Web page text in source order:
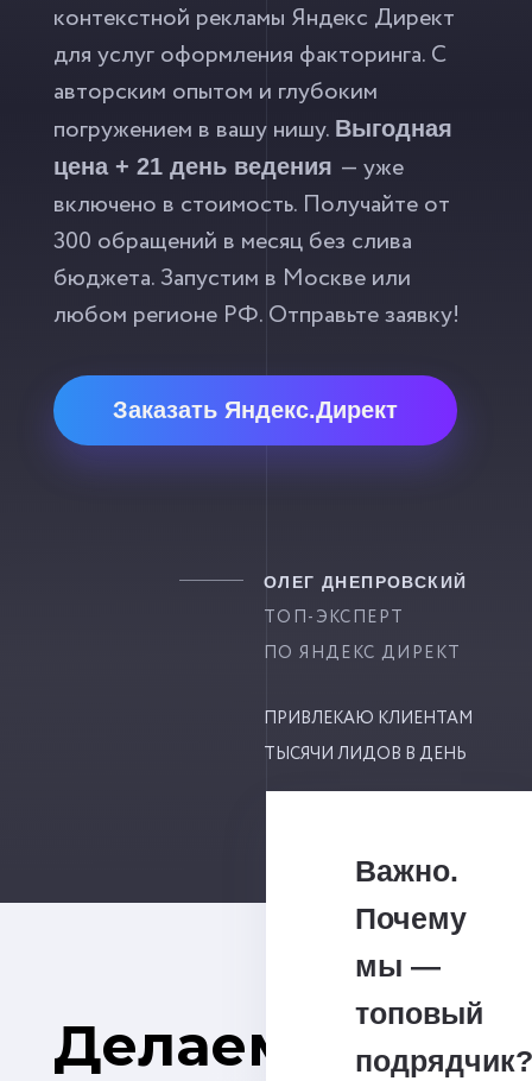
контекстной рекламы Яндекс Директ
для услуг оформления факторинга. С
авторским опытом и глубоким
погружением в вашу нишу. Выгодная
цена + 21 день ведения — уже
включено в стоимость. Получайте от
300 обращений в месяц без слива
бюджета. Запустим в Москве или
любом регионе РФ. Отправьте заявку!
Заказать Яндекс.Директ
ОЛЕГ ДНЕПРОВСКИЙ
ТОП-ЭКСПЕРТ
ПО ЯНДЕКС ДИРЕКТ
ПРИВЛЕКАЮ КЛИЕНТАМ
ТЫСЯЧИ ЛИДОВ В ДЕНЬ
Делаем
Важно.
Почему
мы —
топовый
подрядчик?